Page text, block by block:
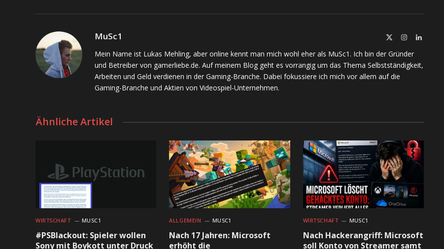
MuSc1 InstagramLinkedIn
Mein Name ist Lukas Mehling, aber online kennt man mich wohl eher als MuSc1. Ich bin der Gründer
und Betreiber von gamerliebe.de. Auf meinem Blog geht es vorrangig um das Thema Selbstständigkeit,
Arbeiten und Geld verdienen in der Gaming-Branche. Dabei fokussiere ich mich vor allem auf die
Gaming-Branche und Aktien von Videospiel-Unternehmen.
Ähnliche Artikel
WIRTSCHAFT MUSC1
#PSBlackout: Spieler wollen
Sony mit Boykott unter Druck
ALLGEMEIN MUSC1
Nach 17 Jahren: Microsoft
erhöht die
WIRTSCHAFT MUSC1
Nach Hackerangriff: Microsoft
soll Konto von Streamer samt